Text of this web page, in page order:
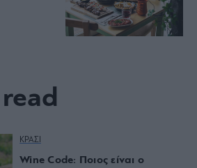
ΚΡΑΣΙ
Wine Code: Ποιος είναι ο